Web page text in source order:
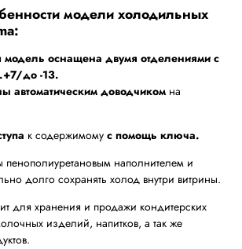
модели холодильных
модель оснащена двумя отделениями с
до -13.
автоматическим доводчиком на
к содержимому с помощь ключа.
наполнителем и
долго сохранять холод внутри витрины.
для хранения и продажи кондитерских
изделий, напитков, а так же